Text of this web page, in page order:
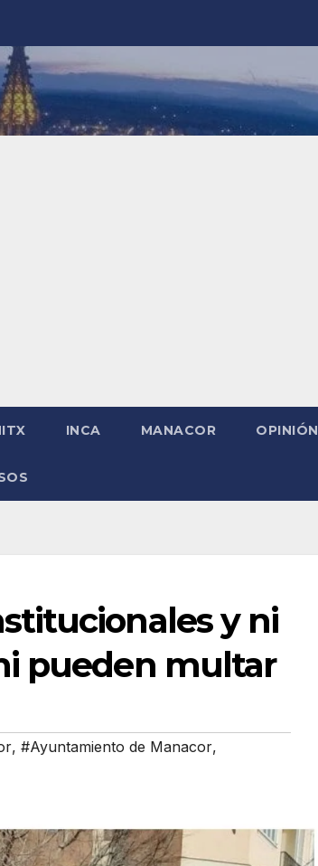
INCA MANACOR OPINIÓN
y ni
pueden multar
, #Ayuntamiento de Manacor,